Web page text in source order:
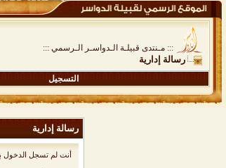
::: مـنتدى قبيلـة الـدواسـر الـرسمي :::
رسالة إدارية
التسجيل
رسالة إدارية
أنت لم تسجل الدخول